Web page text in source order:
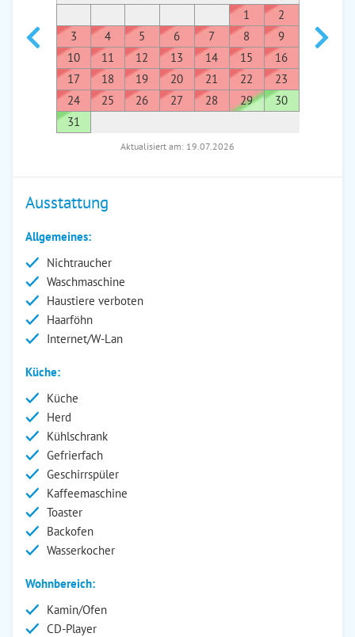
1
2
3
4 5 6 7 8
9
10
11 12 13 14 15
16
17
18 19 20 21 22
23
24
25 26 27 28 29
30
31
7
Aktualisiert am: 19.07.2026
Ausstattung
Allgemeines:
Nichtraucher
Waschmaschine
Haustiere verboten
Haarföhn
Internet/W-Lan
Küche:
Küche
Herd
Kühlschrank
Gefrierfach
Geschirrspüler
Kaffeemaschine
Toaster
Backofen
Wasserkocher
Wohnbereich:
Kamin/Ofen
CD-Player